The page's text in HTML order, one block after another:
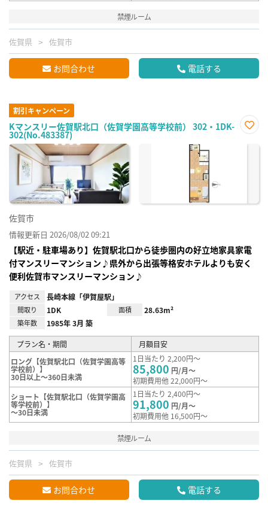
禁煙ルーム
佐賀県 佐賀市
お問合わせ 電話する
割引キャンペーン
Kマンスリー佐賀駅北口（佐賀学園高等学校前） 302・1DK-
302(No.483387)
に入
佐賀市
情報更新日 2026/08/02 09:21
【駅近・駐車場あり】佐賀駅北口から徒歩圏内の好立地家具家電
付マンスリーマンション♪県外から出張等格安ホテルよりも安く
便利佐賀市マンスリーマンション♪
アクセス 長崎本線「伊賀屋駅」
間取り 1DK 面積 28.63m²
築年数 1985年 3月 築
プラン名・期間
月額目安
ロング【佐賀駅北口（佐賀学園高等
学校前）】
30日以上～360日未満
1日当たり 2,200円～
85,800 円/月～
初期費用他 22,000円～
ショート【佐賀駅北口（佐賀学園高
等学校前）】
～30日未満
1日当たり 2,400円～
91,800 円/月～
初期費用他 16,500円～
禁煙ルーム
佐賀県 佐賀市
お問合わせ 電話する